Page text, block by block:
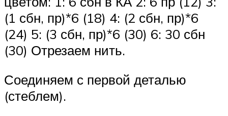
(1 сбн, пр)*6 (18) 4: (2 сбн, пр)*6
(24) 5: (3 сбн, пр)*6 (30) 6: 30 сбн
(30) Отрезаем нить.
Соединяем с первой деталью
(стеблем).